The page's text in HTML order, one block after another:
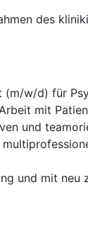
des
(m/w/d) für
mit
und
und mit